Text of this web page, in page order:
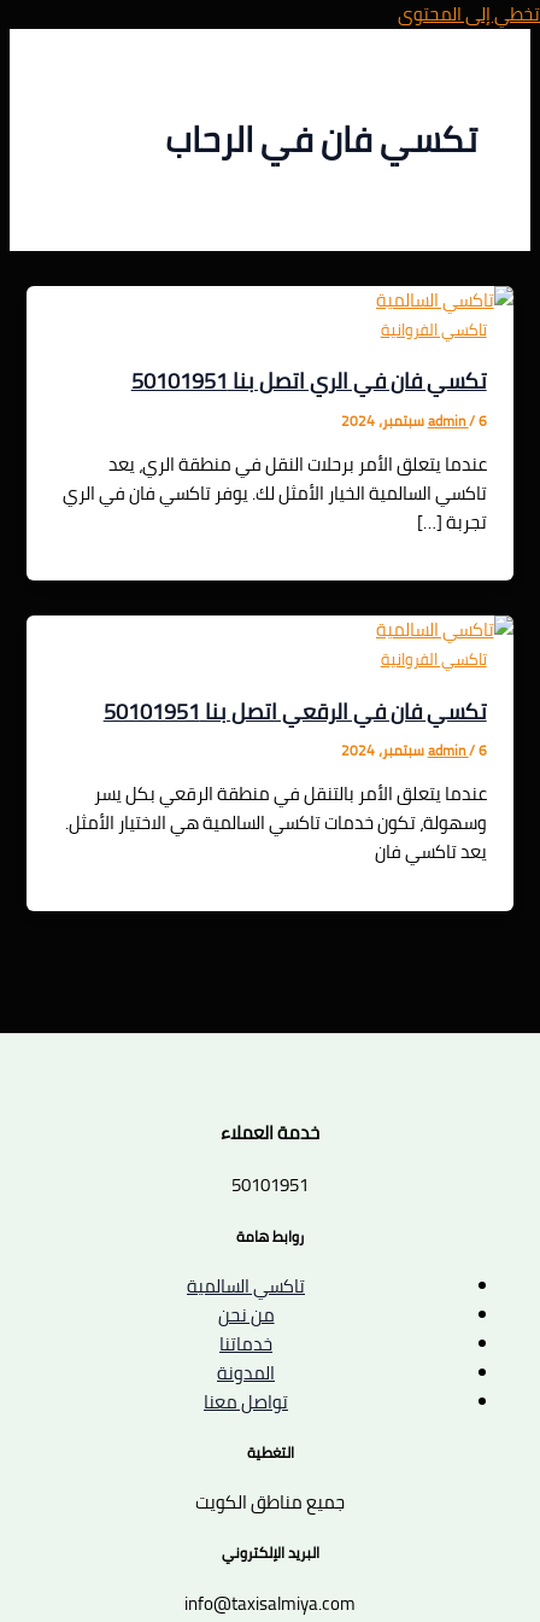
تخطي إلى المحتوى
تكسي فان في الرحاب
تاكسي الفروانية
تكسي فان في الري اتصل بنا 50101951
admin/6 سبتمبر، 2024
عندما يتعلق الأمر برحلات النقل في منطقة الري، يعد
تاكسي السالمية الخيار الأمثل لك. يوفر تاكسي فان في الري
تجربة […]
تاكسي الفروانية
تكسي فان في الرقعي اتصل بنا 50101951
admin/6 سبتمبر، 2024
عندما يتعلق الأمر بالتنقل في منطقة الرقعي بكل يسر
وسهولة، تكون خدمات تاكسي السالمية هي الاختيار الأمثل.
يعد تاكسي فان
خدمة العملاء
50101951
روابط هامة
تاكسي السالمية
من نحن
خدماتنا
المدونة
تواصل معنا
التغطية
جميع مناطق الكويت
البريد الإلكتروني
info@taxisalmiya.com